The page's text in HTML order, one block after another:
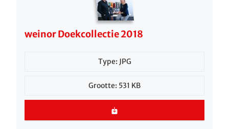
weinor Doekcollectie 2018
Type: JPG
Grootte: 531 KB